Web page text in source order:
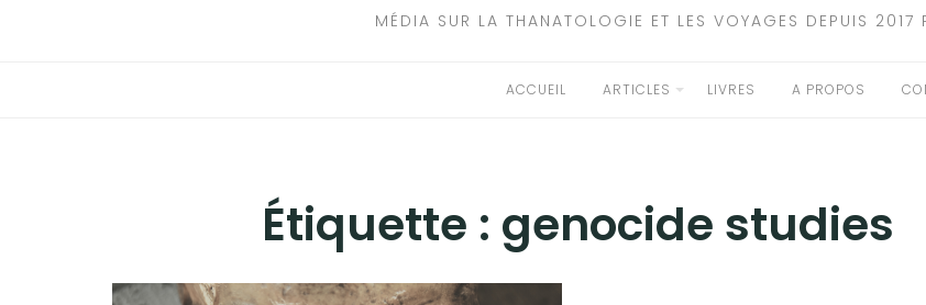
MÉDIA SUR LA THANATOLOGIE ET LES VOYAGES DEPUIS 2017
ACCUEIL ARTICLES LIVRES A PROPOS
Étiquette : genocide studies